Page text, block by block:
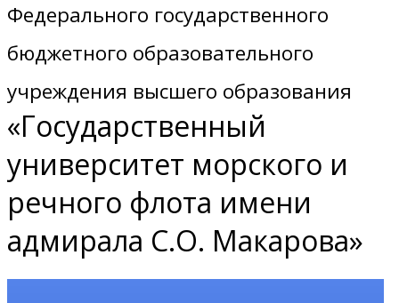
Федерального государственного
бюджетного образовательного
учреждения высшего образования
«Государственный
университет морского и
речного флота имени
адмирала С.О. Макарова»